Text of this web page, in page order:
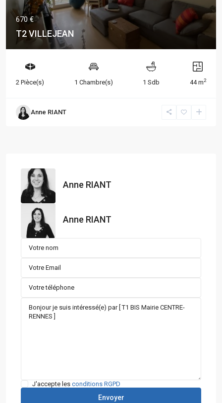
670 €
T2 VILLEJEAN
2 Pièce(s) 1 Chambre(s) 1 Sdb 44 m2
Anne RIANT
Anne RIANT
Anne RIANT
J'accepte les conditions RGPD